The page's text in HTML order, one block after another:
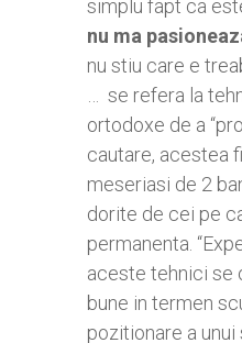
simplu fapt ca
nu ma
nu stiu care e
… se refera la
ortodoxe de a
cautare, acestea
meseriasi de 2
dorite de cei pe
permanenta.
aceste tehnici se
bune in termen
pozitionare a unui